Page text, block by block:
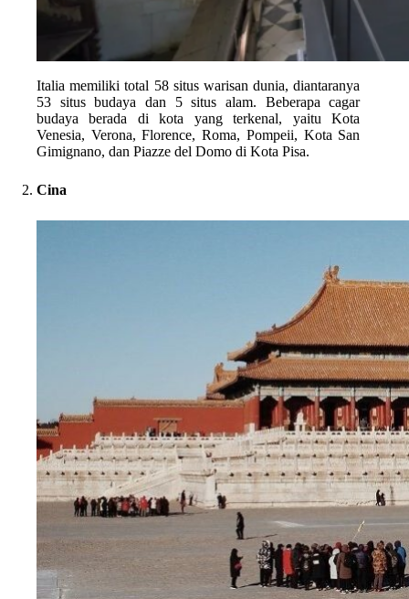
Italia memiliki total 58 situs warisan dunia, diantaranya
53 situs budaya dan 5 situs alam. Beberapa cagar
budaya berada di kota yang terkenal, yaitu Kota
Venesia, Verona, Florence, Roma, Pompeii, Kota San
Gimignano, dan Piazze del Domo di Kota Pisa.
Cina